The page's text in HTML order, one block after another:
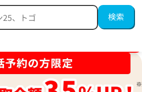
スコンパクト コ
シルバー金具
エルメス ドゴン
ルバー金具